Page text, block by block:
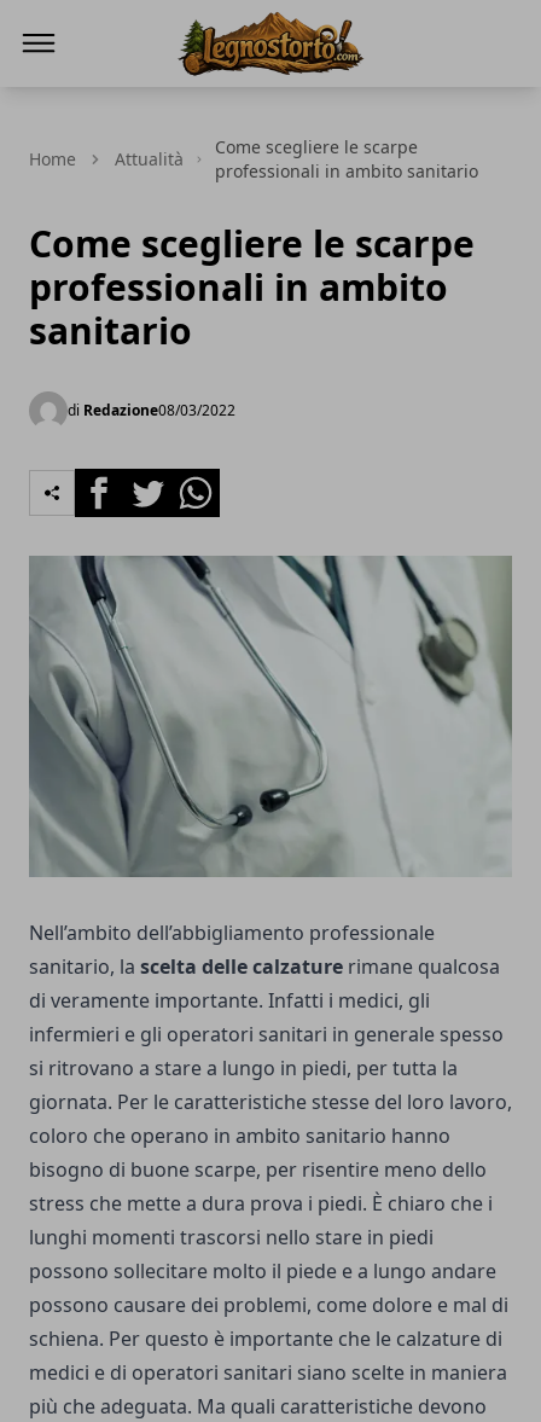
Home Attualità
Come scegliere le scarpe
professionali in ambito sanitario
Come scegliere le scarpe
professionali in ambito
sanitario
di Redazione08/03/2022
FacebookTwitterWhatsapp
Nell’ambito dell’abbigliamento professionale
sanitario, la scelta delle calzature rimane qualcosa
di veramente importante. Infatti i medici, gli
infermieri e gli operatori sanitari in generale spesso
si ritrovano a stare a lungo in piedi, per tutta la
giornata. Per le caratteristiche stesse del loro lavoro,
coloro che operano in ambito sanitario hanno
bisogno di buone scarpe, per risentire meno dello
stress che mette a dura prova i piedi. È chiaro che i
lunghi momenti trascorsi nello stare in piedi
possono sollecitare molto il piede e a lungo andare
possono causare dei problemi, come dolore e mal di
schiena. Per questo è importante che le calzature di
medici e di operatori sanitari siano scelte in maniera
più che adeguata. Ma quali caratteristiche devono